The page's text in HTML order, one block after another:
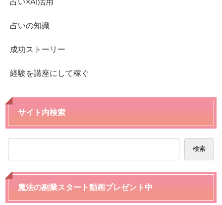
占い×AI活用
占いの知識
成功ストーリー
経験を講座にして稼ぐ
サイト内検索
検索
魔法の副業スタート動画プレゼント中